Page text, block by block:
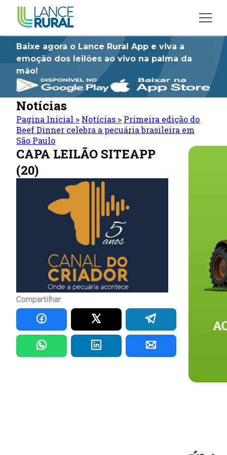
Baixe agora o Lance Rural App e viva a
emoção dos leilões ao vivo na palma da
mão!
Notícias
Pagina Inicial > Notícias > Primeira edição do
Beef Dinner celebra a pecuária brasileira em
São Paulo
CAPA LEILÃO SITEAPP
(20)
Compartilhar: